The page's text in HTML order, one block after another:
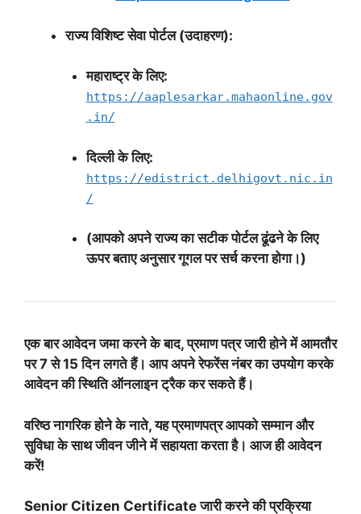
राज्य विशिष्ट सेवा पोर्टल (उदाहरण):
महाराष्ट्र के लिए:
https://aaplesarkar.mahaonline.gov
.in/
दिल्ली के लिए:
https://edistrict.delhigovt.nic.in
/
(आपको अपने राज्य का सटीक पोर्टल ढूंढने के लिए
ऊपर बताए अनुसार गूगल पर सर्च करना होगा।)
एक बार आवेदन जमा करने के बाद, प्रमाण पत्र जारी होने में आमतौर
पर 7 से 15 दिन लगते हैं। आप अपने रेफरेंस नंबर का उपयोग करके
आवेदन की स्थिति ऑनलाइन ट्रैक कर सकते हैं।
वरिष्ठ नागरिक होने के नाते, यह प्रमाणपत्र आपको सम्मान और
सुविधा के साथ जीवन जीने में सहायता करता है। आज ही आवेदन
करें!
Senior Citizen Certificate जारी करने की प्रक्रिया